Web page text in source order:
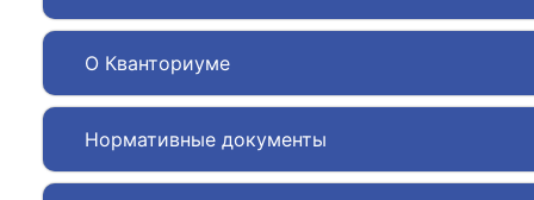
О Кванториуме
Нормативные документы